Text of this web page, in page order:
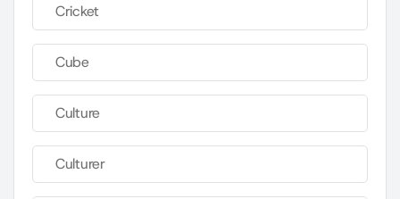
Cricket
Cube
Culture
Culturer